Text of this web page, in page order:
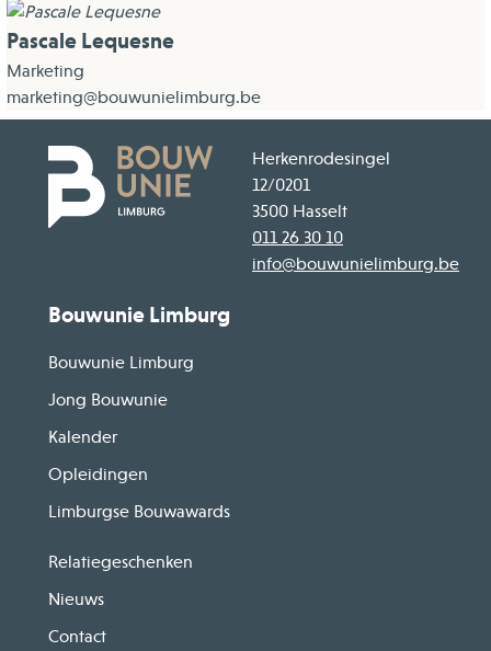
Pascale Lequesne
Marketing
marketing@bouwunielimburg.be
Herkenrodesingel
12/0201
3500 Hasselt
011 26 30 10
info@bouwunielimburg.be
Bouwunie Limburg
Bouwunie Limburg
Jong Bouwunie
Kalender
Opleidingen
Limburgse Bouwawards
Relatiegeschenken
Nieuws
Contact